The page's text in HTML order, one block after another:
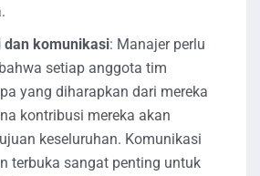
dan komunikasi: Manajer perlu
setiap anggota tim
yang diharapkan dari mereka
kontribusi mereka akan
keseluruhan. Komunikasi
terbuka sangat penting untuk